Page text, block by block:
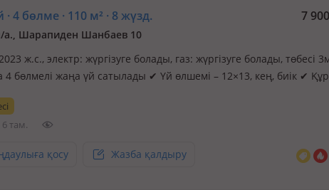
4 бөлме · 110 м² · 8 жүзд. 7
а., Шарапиден Шанбаев 10
ж.с., электр: жүргізуге болады, газ: жүргізуге болады, төбесі
бөлмелі жаңа үй сатылады ✔ Үй өлшемі – 12×13, кең, биік ✔
жүргізілген, штукатурка тегіс жасалған ✔ Гос а…
6 там.
қосу Жазба қалдыру